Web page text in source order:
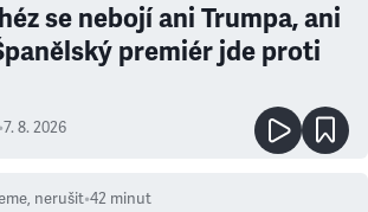
se nebojí ani Trumpa, ani
premiér jde proti
•7. 8. 2026
nerušit•42 minut